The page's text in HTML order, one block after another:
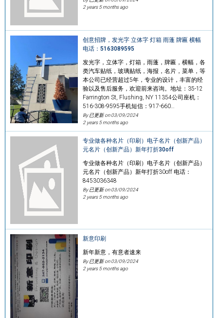
2 years 5 months ago
创意招牌，发光字 立体字 灯箱 雨蓬 牌匾 横幅
电话：5163089595
发光字，立体字，灯箱，雨蓬，牌匾，横幅，各
类汽车贴纸，玻璃贴纸，海报，名片，菜单，等
本公司已经营超过5年，专业的设计，丰富的经
验以及售后服务，欢迎前来咨询。地址：35-12
Farrington St, Flushing, NY 11354公司座机：
516-308-9595手机短信：917-660…
By 已更新 on03/09/2024
2 years 5 months ago
专业做各种名片（印刷）电子名片（创新产品）
元名片（创新产品）新年打折30off
专业做各种名片（印刷）电子名片（创新产品）
元名片（创新产品）新年打折30off 电话：
8453036348
By 已更新 on03/09/2024
2 years 5 months ago
新意印刷
新年新意，有意者速来
By 已更新 on03/09/2024
2 years 5 months ago